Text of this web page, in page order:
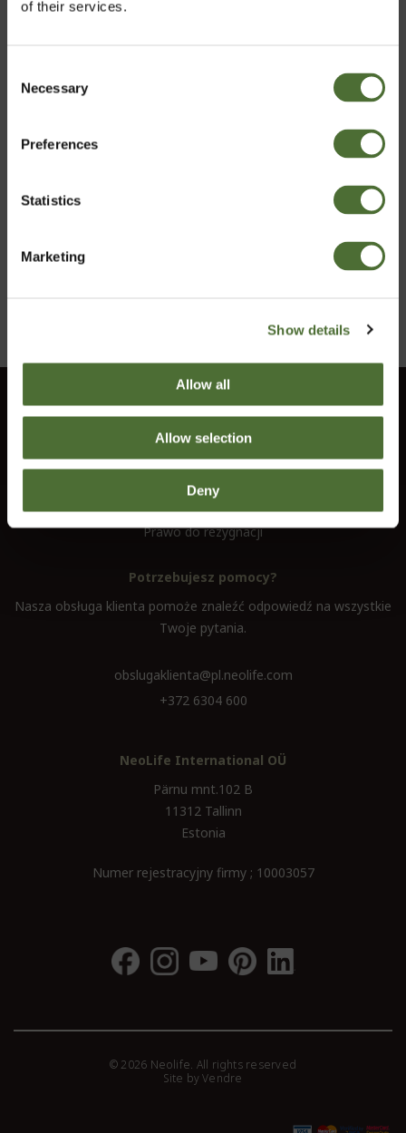
of their services.
Selection
Necessary
Preferences
Statistics
Marketing
Show details
Allow all
Allow selection
Deny
Obsługa klienta
Informacja
Kontakt
Regulamin
Prawo do rezygnacji
Potrzebujesz pomocy?
Nasza obsługa klienta pomoże znaleźć odpowiedź na wszystkie
Twoje pytania.
obslugaklienta@pl.neolife.com
+372 6304 600
NeoLife International OÜ
Pärnu mnt.102 B
11312 Tallinn
Estonia
Numer rejestracyjny firmy ; 10003057
© 2026 Neolife. All rights reserved
Site byVendre